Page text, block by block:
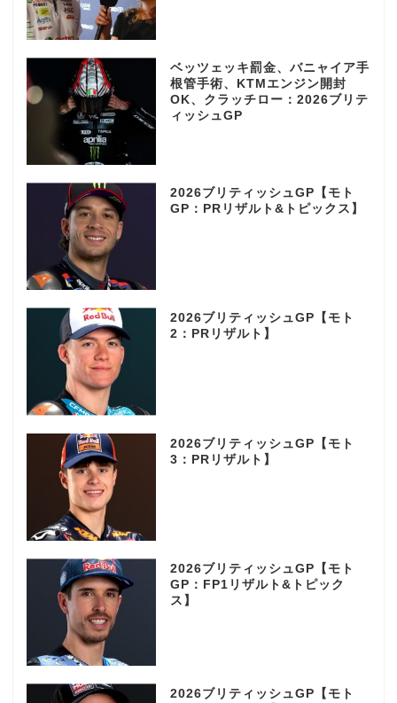
ベッツェッキ罰金、バニャイア手
根管手術、KTMエンジン開封
OK、クラッチロー：2026ブリテ
ィッシュGP
2026ブリティッシュGP【モト
GP：PRリザルト&トピックス】
2026ブリティッシュGP【モト
2：PRリザルト】
2026ブリティッシュGP【モト
3：PRリザルト】
2026ブリティッシュGP【モト
GP：FP1リザルト&トピック
ス】
2026ブリティッシュGP【モト